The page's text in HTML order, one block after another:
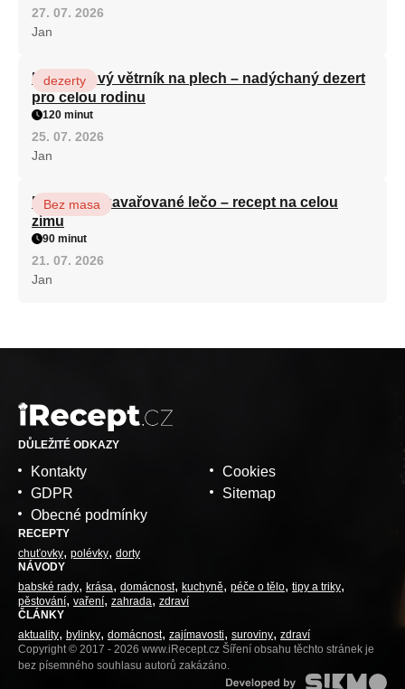
27. 07. 2026
Jan
Karamelový větrník na plech – nadýchaný dezert
pro celou rodinu
dezerty
120 minut
25. 07. 2026
Jan
Babiččino zavařované lečo – recept na celou
zimu
Bez masa
90 minut
21. 07. 2026
Jan
DŮLEŽITÉ ODKAZY
Kontakty
GDPR
Obecné podmínky
Cookies
Sitemap
RECEPTY
chuťovky polévky dorty
NÁVODY
babské rady
krása domácnost kuchyně péče o tělo tipy a triky
pěstování vaření zahrada zdraví
ČLÁNKY
aktuality
bylinky domácnost zajímavosti suroviny zdraví
Copyright © 2017 - 2026 www.iRecept.cz Šíření obsahu těchto stránek je
bez písemného souhlasu autorů zakázáno.